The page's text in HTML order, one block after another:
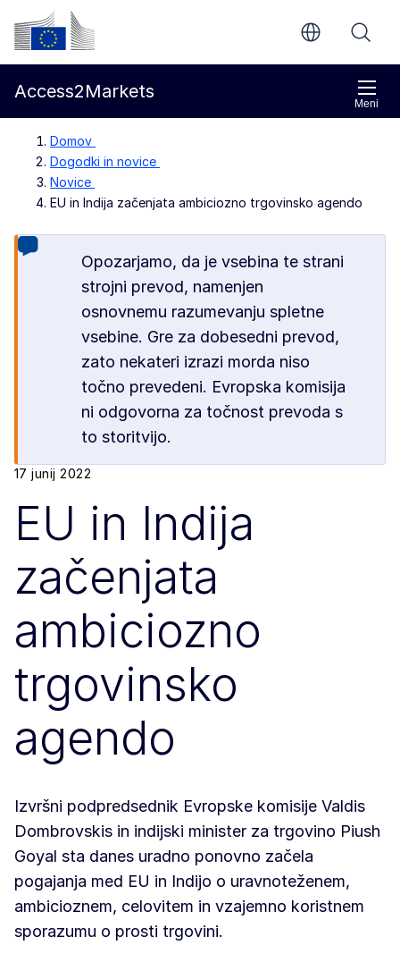
Preskoči na glavno vsebino
Evropska komisija
Meni
Access2Markets
Domov
Dogodki in novice
Novice
EU in Indija začenjata ambiciozno trgovinsko agendo
Opozarjamo, da je vsebina te strani
strojni prevod, namenjen
osnovnemu razumevanju spletne
vsebine. Gre za dobesedni prevod,
zato nekateri izrazi morda niso
točno prevedeni. Evropska komisija
ni odgovorna za točnost prevoda s
to storitvijo.
17 junij 2022
EU in Indija
začenjata
ambiciozno
trgovinsko
agendo
Izvršni podpredsednik Evropske komisije Valdis
Dombrovskis in indijski minister za trgovino Piush
Goyal sta danes uradno ponovno začela
pogajanja med EU in Indijo o uravnoteženem,
ambicioznem, celovitem in vzajemno koristnem
sporazumu o prosti trgovini.